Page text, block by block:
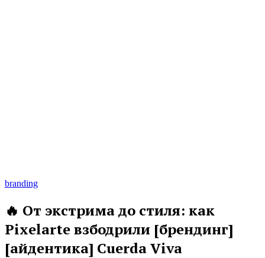
branding
🔥 От экстрима до стиля: как
Pixelarte взбодрили [брендинг]
[айдентика] Cuerda Viva